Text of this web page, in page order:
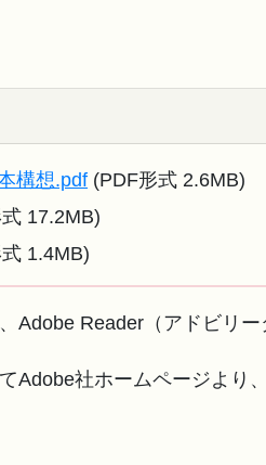
構想.pdf (PDF形式 2.6MB)
17.2MB)
1.4MB)
Adobe Reader（アドビリー
Adobe社ホームページより